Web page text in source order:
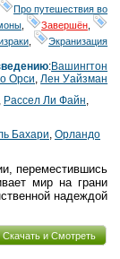
Про путешествия во
Завершён
Экранизация
:Вашингтон
Орси Лен Уайзман
Рассел Ли Файн
Бахари Орландо
переместившись
мир на грани
надеждой
Скачать и Смотреть